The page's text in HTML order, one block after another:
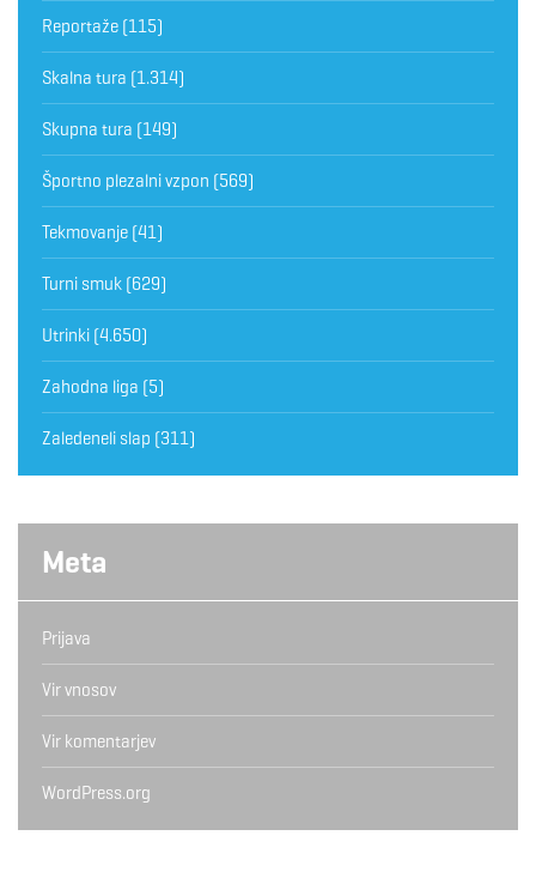
Reportaže (115)
Skalna tura (1.314)
Skupna tura (149)
Športno plezalni vzpon (569)
Tekmovanje (41)
Turni smuk (629)
Utrinki (4.650)
Zahodna liga (5)
Zaledeneli slap (311)
Meta
Prijava
Vir vnosov
Vir komentarjev
WordPress.org